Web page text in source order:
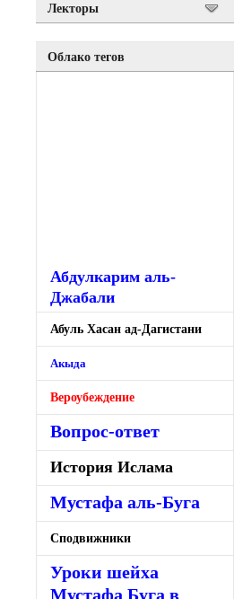
Лекторы
Облако тегов
Абдулкарим аль-
Джабали
Абуль Хасан ад-Дагистани
Акыда
Вероубеждение
Вопрос-ответ
История Ислама
Мустафа аль-Буга
Сподвижники
Уроки шейха
Мустафа Буга в